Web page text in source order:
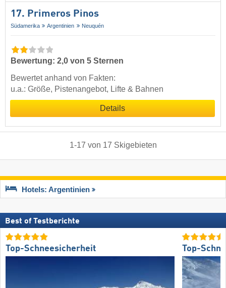
17. Primeros Pinos
Südamerika Argentinien Neuquén
Bewertung: 2,0 von 5 Sternen
Bewertet anhand von Fakten:
u.a.: Größe, Pistenangebot, Lifte & Bahnen
Details
1-17 von 17 Skigebieten
Hotels: Argentinien
Best of Testberichte
Top-Schneesicherheit Top-